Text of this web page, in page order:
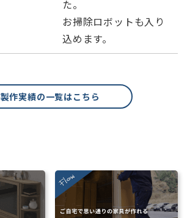
た。
お掃除ロボットも入り
込めます。
製作実績の一覧はこちら